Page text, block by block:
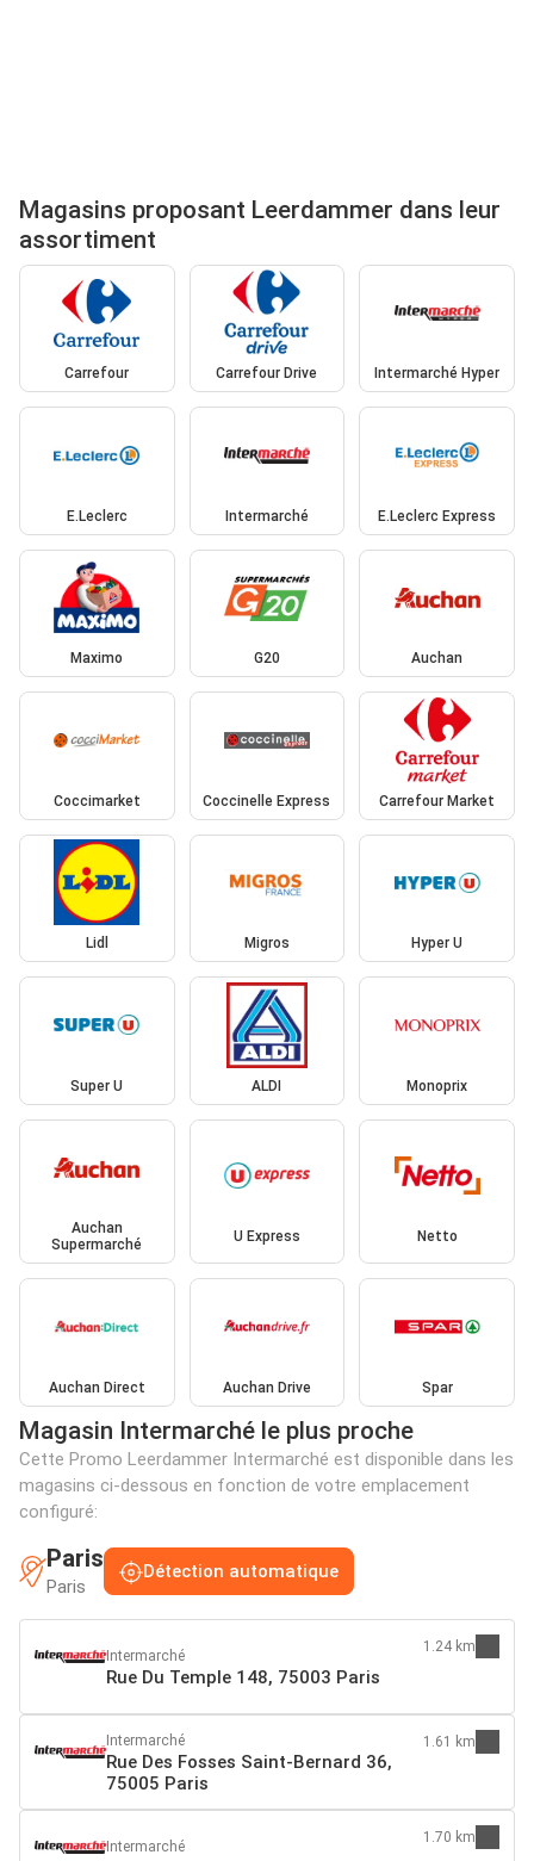
Magasins proposant Leerdammer dans leur
assortiment
Carrefour Carrefour Drive Intermarché Hyper
E.Leclerc Intermarché E.Leclerc Express
Maximo G20 Auchan
Coccimarket Coccinelle Express Carrefour Market
Lidl Migros Hyper U
Super U ALDI Monoprix
Auchan
Supermarché
U Express Netto
Auchan Direct Auchan Drive Spar
Magasin Intermarché le plus proche
Cette Promo Leerdammer Intermarché est disponible dans les
magasins ci-dessous en fonction de votre emplacement
configuré:
Paris
Paris
Détection automatique
Intermarché
Rue Du Temple 148, 75003 Paris
1.24 km
Intermarché
Rue Des Fosses Saint-Bernard 36,
75005 Paris
1.61 km
Intermarché
1.70 km